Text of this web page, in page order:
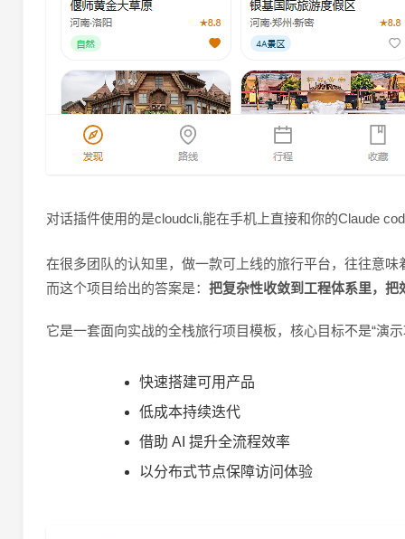
对话插件使用的是cloudcli,能在手机上直接和你的Claude
在很多团队的认知里，做一款可上线的旅行平台，往往意
而这个项目给出的答案是： 把复杂性收敛到工程体系里，把
它是一套面向实战的全栈旅行项目模板，核心目标不是“演
快速搭建可用产品
低成本持续迭代
借助 AI 提升全流程效率
以分布式节点保障访问体验